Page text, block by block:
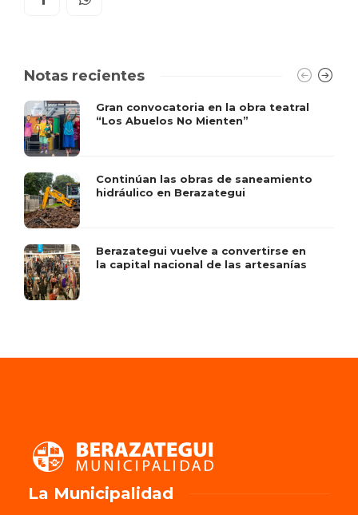
Notas recientes
Gran convocatoria en la obra teatral
“Los Abuelos No Mienten”
Continúan las obras de saneamiento
hidráulico en Berazategui
Berazategui vuelve a convertirse en
la capital nacional de las artesanías
La Municipalidad